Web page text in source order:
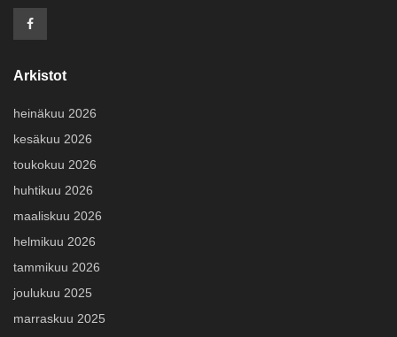
Arkistot
heinäkuu 2026
kesäkuu 2026
toukokuu 2026
huhtikuu 2026
maaliskuu 2026
helmikuu 2026
tammikuu 2026
joulukuu 2025
marraskuu 2025